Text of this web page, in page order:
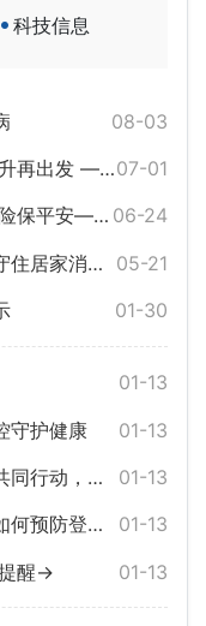
科技信息
08-03
07-01
擦亮和美乡村生态底色
06-24
道综合整治专项行动
05-21
防安全底线
01-30
01-13
01-13
守护健康
01-13
病防控防线
01-13
防登革热
01-13
醒→